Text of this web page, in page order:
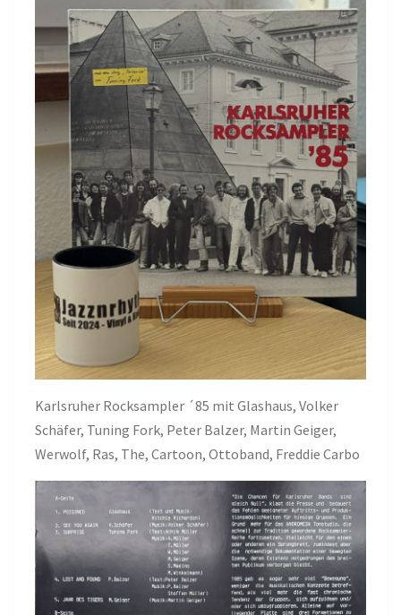
Karlsruher Rocksampler ´85 mit Glashaus, Volker
Schäfer, Tuning Fork, Peter Balzer, Martin Geiger,
Werwolf, Ras, The, Cartoon, Ottoband, Freddie Carbo